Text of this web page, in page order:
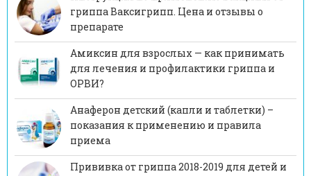
гриппа Ваксигрипп. Цена и отзывы о
препарате
Амиксин для взрослых — как принимать
для лечения и профилактики гриппа и
ОРВИ?
Анаферон детский (капли и таблетки) –
показания к применению и правила
приема
Прививка от гриппа 2018-2019 для детей и